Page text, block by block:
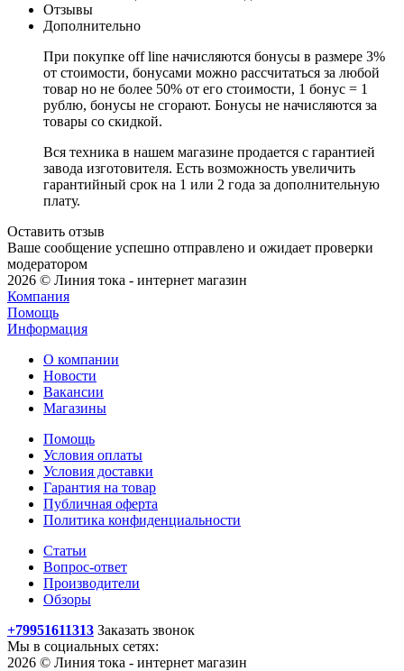
Отзывы
Дополнительно
При покупке off line начисляются бонусы в размере 3%
от стоимости, бонусами можно рассчитаться за любой
товар но не более 50% от его стоимости, 1 бонус = 1
рублю, бонусы не сгорают. Бонусы не начисляются за
товары со скидкой.
Вся техника в нашем магазине продается с гарантией
завода изготовителя. Есть возможность увеличить
гарантийный срок на 1 или 2 года за дополнительную
плату.
Оставить отзыв
Ваше сообщение успешно отправлено и ожидает проверки
модератором
2026 © Линия тока - интернет магазин
Компания
Помощь
Информация
О компании
Новости
Вакансии
Магазины
Помощь
Условия оплаты
Условия доставки
Гарантия на товар
Публичная оферта
Политика конфиденциальности
Статьи
Вопрос-ответ
Производители
Обзоры
+79951611313 Заказать звонок
Мы в социальных сетях:
2026 © Линия тока - интернет магазин